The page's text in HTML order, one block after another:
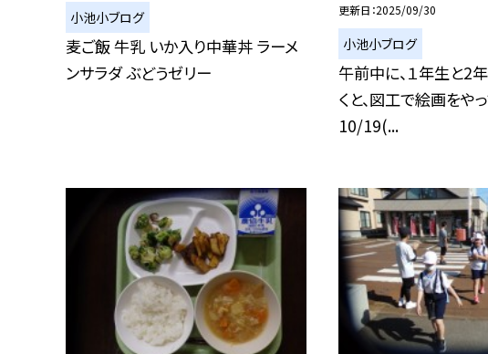
小池小ブログ
麦ご飯 牛乳 いか入り中華丼 ラーメ
ンサラダ ぶどうゼリー
更新日 2025/09/30
小池小ブログ
午前中に、１年生と2
くと、図工で絵画をや
10/19(...